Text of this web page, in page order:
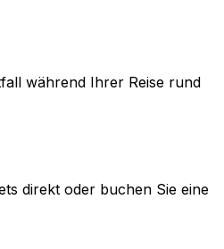
während Ihrer Reise rund
direkt oder buchen Sie eine